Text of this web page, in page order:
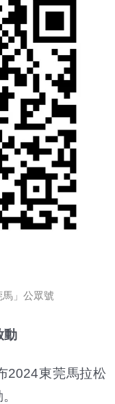
」公眾號
動
2024東莞馬拉松